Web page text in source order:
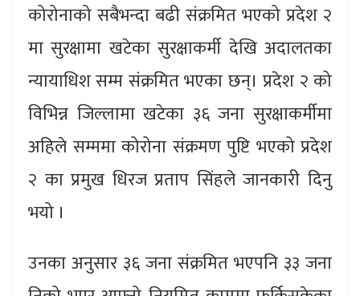
कोरोनाको सबैभन्दा बढी संक्रमित भएको प्रदेश २
मा सुरक्षामा खटेका सुरक्षाकर्मी देखि अदालतका
न्यायाधिश सम्म संक्रमित भएका छन्। प्रदेश २ को
विभिन्न जिल्लामा खटेका ३६ जना सुरक्षाकर्मीमा
अहिले सम्ममा कोरोना संक्रमण पुष्टि भएको प्रदेश
२ का प्रमुख धिरज प्रताप सिंहले जानकारी दिनु
भयो ।
उनका अनुसार ३६ जना संक्रमित भएपनि ३३ जना